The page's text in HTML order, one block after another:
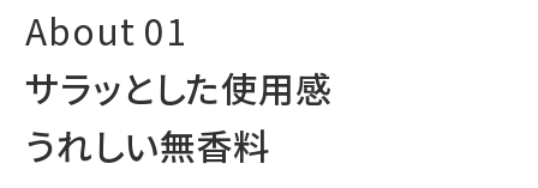
サラッとした使用感
うれしい無香料